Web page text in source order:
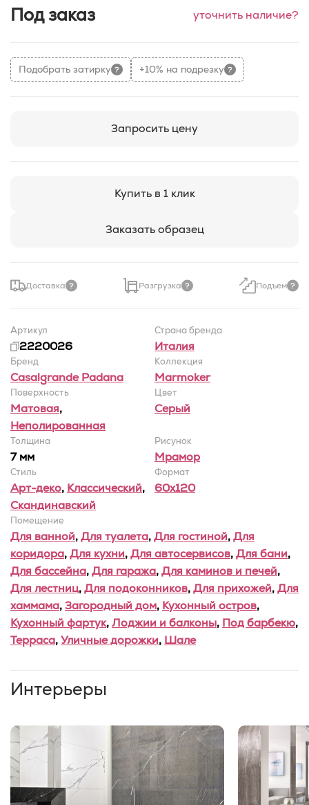
Под заказ уточнить наличие?
Подобрать затирку +10% на подрезку
Запросить цену
Купить в 1 клик
Заказать образец
Доставка Разгрузка Подъем
Артикул
2220026
Страна бренда
Италия
Бренд
Casalgrande Padana
Коллекция
Marmoker
Поверхность
Матовая,
Неполированная
Цвет
Серый
Толщина
7 мм
Рисунок
Мрамор
Стиль
Арт-деко, Классический,
Скандинавский
Формат
60x120
Помещение
Для ванной,Для туалета,Для гостиной,Для
коридора,Для кухни,Для автосервисов,Для бани,
Для бассейна,Для гаража,Для каминов и печей,
Для лестниц,Для подоконников,Для прихожей,Для
хаммама,Загородный дом, Кухонный остров,
Кухонный фартук,Лоджии и балконы, Под барбекю,
Терраса,Уличные дорожки, Шале
Интерьеры